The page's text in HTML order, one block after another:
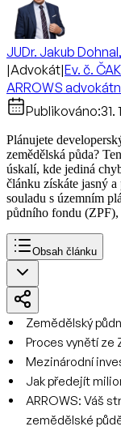
JUDr. Jakub
|Advokát|Ev. č.
ARROWS
Publikováno:31.
Plánujete
zemědělská půda?
úskalí, kde jediná
článku získáte jasný
souladu s územním
půdního fondu (ZPF),
Obsah článku
Zemědělský
Proces vynětí ze
Mezinárodní
Jak předejít
ARROWS: Váš
zemědělské